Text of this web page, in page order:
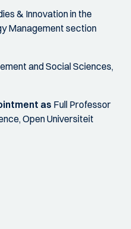
& Innovation in the
Management section
and Social Sciences,
as Full Professor
Open Universiteit